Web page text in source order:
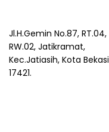
Jl.H.Gemin No.87, RT.04,
RW.02, Jatikramat,
Kec.Jatiasih, Kota Bekasi
17421.